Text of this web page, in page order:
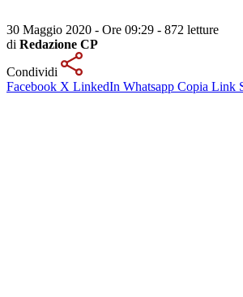
30 Maggio 2020 - Ore 09:29 - 872 letture
di Redazione CP
Condividi
Facebook X LinkedIn Whatsapp Copia Link